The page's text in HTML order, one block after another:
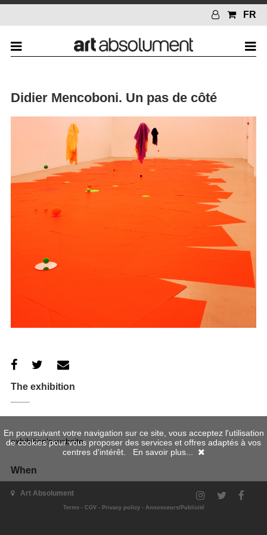
FR
Didier Mencoboni. Un pas de côté
The exhibition
exhibition's website
When
Art Absolument
Terms- CGV- Privacy policy- Annonceurs/Publicité
En poursuivant votre navigation sur ce site, vous acceptez l'utilisation
de cookies pour vous proposer des services et offres adaptés à vos
centres d'intérêt. En savoir plus...